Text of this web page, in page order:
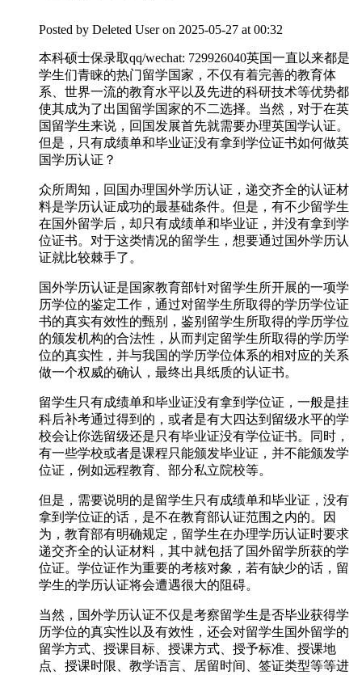
Posted by Deleted User on 2025-05-27 at 00:32
本科硕士保录取qq/wechat: 729926040英国一直以来都是
学生们青睐的热门留学国家，不仅有着完善的教育体
系、世界一流的教育水平以及先进的科研技术等优势都
使其成为了出国留学国家的不二选择。当然，对于在英
国留学生来说，回国发展首先就需要办理英国学认证。
但是，只有成绩单和毕业证没有拿到学位证书如何做英
国学历认证？
众所周知，回国办理国外学历认证，递交齐全的认证材
料是学历认证成功的最基础条件。但是，有不少留学生
在国外留学后，却只有成绩单和毕业证，并没有拿到学
位证书。对于这类情况的留学生，想要通过国外学历认
证就比较棘手了。
国外学历认证是国家教育部针对留学生所开展的一项学
历学位的鉴定工作，通过对留学生所取得的学历学位证
书的真实有效性的甄别，鉴别留学生所取得的学历学位
的颁发机构的合法性，从而判定留学生所取得的学历学
位的真实性，并与我国的学历学位体系的相对应的关系
做一个权威的确认，最终出具纸质的认证书。
留学生只有成绩单和毕业证没有拿到学位证，一般是挂
科后补考通过得到的，或者是有大四达到留级水平的学
校会让你选留级还是只有毕业证没有学位证书。同时，
有一些学校或者是课程只能颁发毕业证，并不能颁发学
位证，例如远程教育、部分私立院校等。
但是，需要说明的是留学生只有成绩单和毕业证，没有
拿到学位证的话，是不在教育部认证范围之内的。因
为，教育部有明确规定，留学生在办理学历认证时要求
递交齐全的认证材料，其中就包括了国外留学所获的学
位证。学位证作为重要的考核对象，若有缺少的话，留
学生的学历认证将会遭遇很大的阻碍。
当然，国外学历认证不仅是考察留学生是否毕业获得学
历学位的真实性以及有效性，还会对留学生国外留学的
留学方式、授课目标、授课方式、授予标准、授课地
点、授课时限、教学语言、居留时间、签证类型等等进